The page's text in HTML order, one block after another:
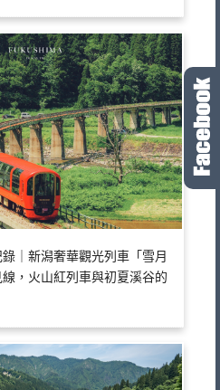
｜新潟奢華觀光列車「雪月
，火山紅列車與初夏溪谷的